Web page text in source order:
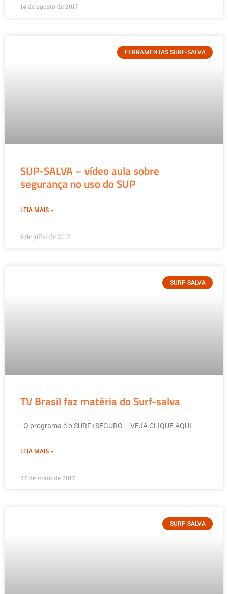
14 de agosto de 2017
FERRAMENTAS SURF-SALVA
SUP-SALVA – vídeo aula sobre
segurança no uso do SUP
LEIA MAIS »
5 de julho de 2017
SURF-SALVA
TV Brasil faz matéria do Surf-salva
O programa é o SURF+SEGURO – VEJA CLIQUE AQUI
LEIA MAIS »
27 de maio de 2017
SURF-SALVA